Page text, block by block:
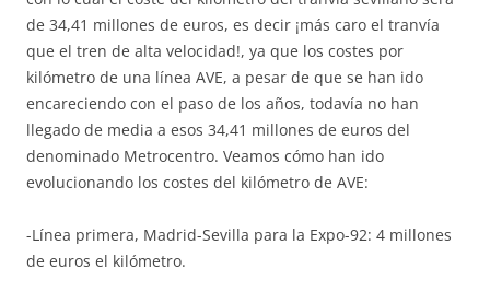
de 34,41 millones de euros, es decir ¡más caro el tranvía
que el tren de alta velocidad!, ya que los costes por
kilómetro de una línea AVE, a pesar de que se han ido
encareciendo con el paso de los años, todavía no han
llegado de media a esos 34,41 millones de euros del
denominado Metrocentro. Veamos cómo han ido
evolucionando los costes del kilómetro de AVE:
-Línea primera, Madrid-Sevilla para la Expo-92: 4 millones
de euros el kilómetro.